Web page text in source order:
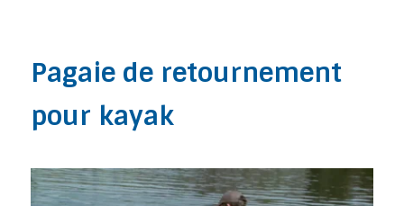
Pagaie de retournement
pour kayak